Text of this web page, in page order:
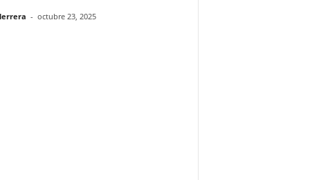
- octubre 23, 2025